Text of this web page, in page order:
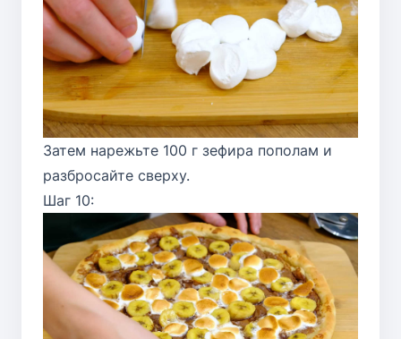
Затем нарежьте 100 г зефира пополам и
разбросайте сверху.
Шаг 10: